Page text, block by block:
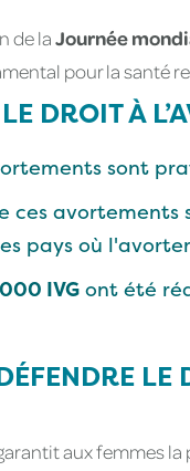
de laJournée
pour la santé
DROIT À
sont
ces avortements
pays où
IVGont été
LE
aux femmes